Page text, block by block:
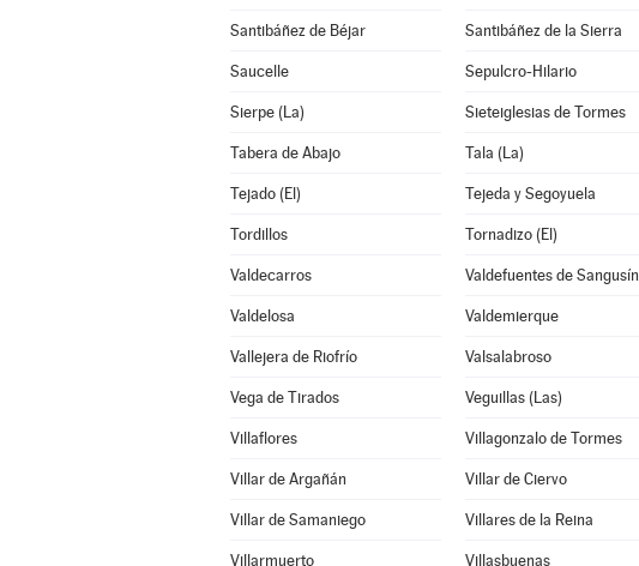
Santibáñez de Béjar Santibáñez de la Sierra
Saucelle Sepulcro-Hilario
Sierpe (La) Sieteiglesias de Tormes
Tabera de Abajo Tala (La)
Tejado (El) Tejeda y Segoyuela
Tordillos Tornadizo (El)
Valdecarros Valdefuentes de Sangusín
Valdelosa Valdemierque
Vallejera de Riofrío Valsalabroso
Vega de Tirados Veguillas (Las)
Villaflores Villagonzalo de Tormes
Villar de Argañán Villar de Ciervo
Villar de Samaniego Villares de la Reina
Villarmuerto Villasbuenas